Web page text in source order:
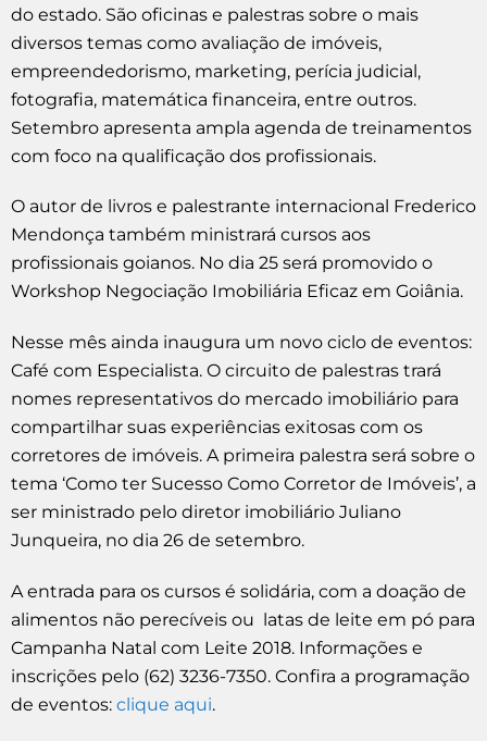
do estado. São oficinas e palestras sobre o mais
diversos temas como avaliação de imóveis,
empreendedorismo, marketing, perícia judicial,
fotografia, matemática financeira, entre outros.
Setembro apresenta ampla agenda de treinamentos
com foco na qualificação dos profissionais.
O autor de livros e palestrante internacional Frederico
Mendonça também ministrará cursos aos
profissionais goianos. No dia 25 será promovido o
Workshop Negociação Imobiliária Eficaz em Goiânia.
Nesse mês ainda inaugura um novo ciclo de eventos:
Café com Especialista. O circuito de palestras trará
nomes representativos do mercado imobiliário para
compartilhar suas experiências exitosas com os
corretores de imóveis. A primeira palestra será sobre o
tema ‘Como ter Sucesso Como Corretor de Imóveis’, a
ser ministrado pelo diretor imobiliário Juliano
Junqueira, no dia 26 de setembro.
A entrada para os cursos é solidária, com a doação de
alimentos não perecíveis ou latas de leite em pó para
Campanha Natal com Leite 2018. Informações e
inscrições pelo (62) 3236-7350. Confira a programação
de eventos: clique aqui.